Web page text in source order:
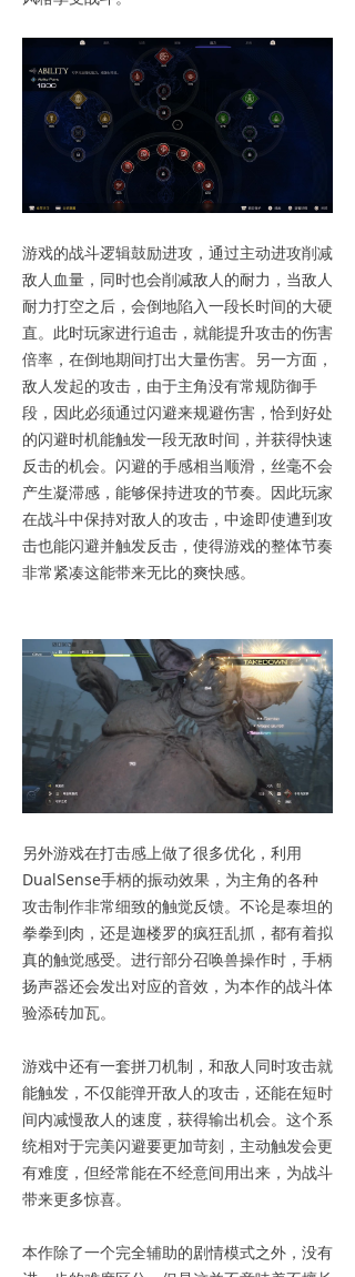
游戏的战斗逻辑鼓励进攻，通过主动进攻削减
敌人血量，同时也会削减敌人的耐力，当敌人
耐力打空之后，会倒地陷入一段长时间的大硬
直。此时玩家进行追击，就能提升攻击的伤害
倍率，在倒地期间打出大量伤害。另一方面，
敌人发起的攻击，由于主角没有常规防御手
段，因此必须通过闪避来规避伤害，恰到好处
的闪避时机能触发一段无敌时间，并获得快速
反击的机会。闪避的手感相当顺滑，丝毫不会
产生凝滞感，能够保持进攻的节奏。因此玩家
在战斗中保持对敌人的攻击，中途即使遭到攻
击也能闪避并触发反击，使得游戏的整体节奏
非常紧凑这能带来无比的爽快感。
另外游戏在打击感上做了很多优化，利用
DualSense手柄的振动效果，为主角的各种
攻击制作非常细致的触觉反馈。不论是泰坦的
拳拳到肉，还是迦楼罗的疯狂乱抓，都有着拟
真的触觉感受。进行部分召唤兽操作时，手柄
扬声器还会发出对应的音效，为本作的战斗体
验添砖加瓦。
游戏中还有一套拼刀机制，和敌人同时攻击就
能触发，不仅能弹开敌人的攻击，还能在短时
间内减慢敌人的速度，获得输出机会。这个系
统相对于完美闪避要更加苛刻，主动触发会更
有难度，但经常能在不经意间用出来，为战斗
带来更多惊喜。
本作除了一个完全辅助的剧情模式之外，没有